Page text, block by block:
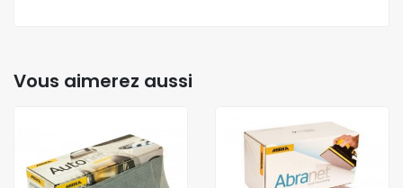
Vous aimerez aussi